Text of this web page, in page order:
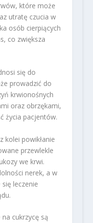
które może
utratę czucia w
osób cierpiących
co zwiększa
się do
prowadzić do
krwionośnych
oraz obrzękami,
życia pacjentów.
kolei powikłanie
przewlekle
we krwi.
nerek, a w
leczenie
cukrzycę są